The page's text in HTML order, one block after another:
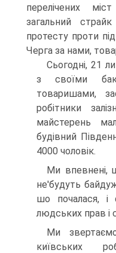
перелічених
загальний
протесту проти
Черга за нами,
Сьогодні, 21
з своїми
товаришами,
робітники
майстерень
будівний
4000 чоловік.
Ми впевнені,
не'будуть
шо почалася, і
люд­ських прав і
Ми
київських